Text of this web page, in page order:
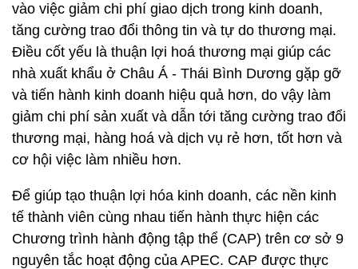
vào việc giảm chi phí giao dịch trong kinh doanh,
tăng cường trao đổi thông tin và tự do thương mại.
Điều cốt yếu là thuận lợi hoá thương mại giúp các
nhà xuất khẩu ở Châu Á - Thái Bình Dương gặp gỡ
và tiến hành kinh doanh hiệu quả hơn, do vậy làm
giảm chi phí sản xuất và dẫn tới tăng cường trao đổi
thương mại, hàng hoá và dịch vụ rẻ hơn, tốt hơn và
cơ hội việc làm nhiều hơn.
Để giúp tạo thuận lợi hóa kinh doanh, các nền kinh
tế thành viên cùng nhau tiến hành thực hiện các
Chương trình hành động tập thể (CAP) trên cơ sở 9
nguyên tắc hoạt động của APEC. CAP được thực